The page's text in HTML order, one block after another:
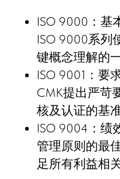
ISO 9000：基
ISO 9000系列
键概念理解的
ISO 9001：要
СМК提出严苛
核及认证的基
ISO 9004：绩
管理原则的最
足所有利益相